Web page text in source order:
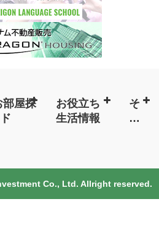
部屋探
お役立ち
生活情報
そ
の
Co., Ltd. Allright reserved.